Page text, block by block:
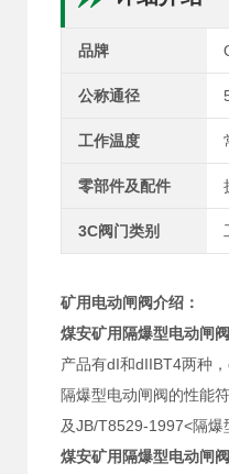
品牌
公称通径
工作温度
零部件及配件
3C阀门类别
矿用电动闸阀介绍：
煤安矿用隔爆型电动闸
产品有dI和dIIBT4两种
隔爆型电动闸阀的性能
及JB/T8529-1997<隔爆
煤安矿用隔爆型电动闸